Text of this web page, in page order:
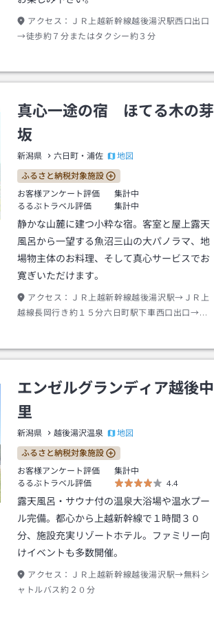
アクセス：
ＪＲ上越新幹線越後湯沢駅西口出口
→徒歩約７分またはタクシー約３分
真心一途の宿 ほてる木の芽
坂
新潟県 六日町・浦佐 地図
ふるさと納税対象施設
お客様アンケート評価
集計中
るるぶトラベル評価
集計中
静かな山麓に建つ小粋な宿。客室と屋上露天
風呂から一望する魚沼三山の大パノラマ、地
場物主体のお料理、そして真心サービスでお
寛ぎいただけます。
アクセス：
ＪＲ上越新幹線越後湯沢駅→ＪＲ上
越線長岡行き約１５分六日町駅下車西口出口→徒
エンゼルグランディア越後中
里
新潟県 越後湯沢温泉 地図
ふるさと納税対象施設
お客様アンケート評価
集計中
るるぶトラベル評価
4.4
露天風呂・サウナ付の温泉大浴場や温水プー
ル完備。都心から上越新幹線で１時間３０
分、施設充実リゾートホテル。ファミリー向
けイベントも多数開催。
アクセス：
ＪＲ上越新幹線越後湯沢駅→無料シ
ャトルバス約２０分